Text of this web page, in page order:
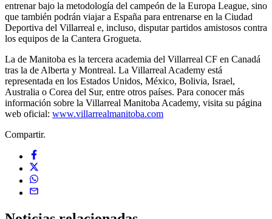
entrenar bajo la metodología del campeón de la Europa League, sino
que también podrán viajar a España para entrenarse en la Ciudad
Deportiva del Villarreal e, incluso, disputar partidos amistosos contra
los equipos de la Cantera Grogueta.
La de Manitoba es la tercera academia del Villarreal CF en Canadá
tras la de Alberta y Montreal. La Villarreal Academy está
representada en los Estados Unidos, México, Bolivia, Israel,
Australia o Corea del Sur, entre otros países. Para conocer más
información sobre la Villarreal Manitoba Academy, visita su página
web oficial: www.villarrealmanitoba.com
Compartir.